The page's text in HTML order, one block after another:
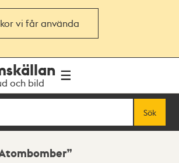
vi får använda
och bild
Sök